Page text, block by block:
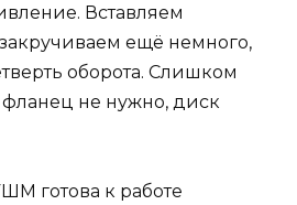
Вставляем
ещё немного,
оборота. Слишком
фланец не нужно, диск
готова к работе